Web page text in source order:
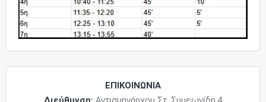
ΕΠΙΚΟΙΝΩΝΙΑ